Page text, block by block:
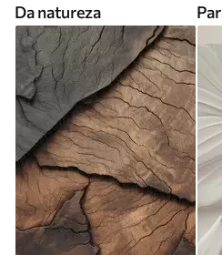
Da natureza